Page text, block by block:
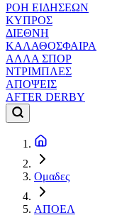
ΡΟΗ ΕΙΔΗΣΕΩΝ
ΚΥΠΡΟΣ
ΔΙΕΘΝΗ
ΚΑΛΑΘΟΣΦΑΙΡΑ
ΑΛΛΑ ΣΠΟΡ
ΝΤΡΙΜΠΛΕΣ
ΑΠΟΨΕΙΣ
AFTER DERBY
Ομαδες
ΑΠΟΕΛ